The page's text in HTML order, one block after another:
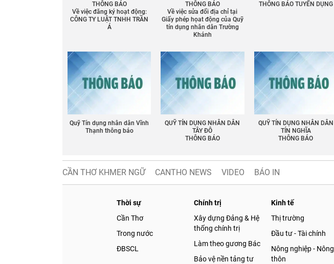
THÔNG BÁO
Về việc đăng ký hoạt động:
CÔNG TY LUẬT TNHH TRẦN
Á
THÔNG BÁO
Về việc sửa đổi địa chỉ tại
Giấy phép họat động của Quỹ
tín dụng nhân dân Trường
Khánh
THÔNG BÁO TUYỂN DỤNG
Quỹ Tín dụng nhân dân Vĩnh
Thạnh thông báo
QUỸ TÍN DỤNG NHÂN DÂN
TÂY ĐÔ
THÔNG BÁO
QUỸ TÍN DỤNG NHÂN DÂN
TÍN NGHĨA
THÔNG BÁO
CẦN THƠ KHMER NGỮ CANTHO NEWS VIDEO BÁO IN
Thời sự
Cần Thơ
Trong nước
ĐBSCL
Chính trị
Xây dựng Đảng & Hệ
thống chính trị
Làm theo gương Bác
Bảo vệ nền tảng tư
Kinh tế
Thị trường
Đầu tư - Tài chính
Nông nghiệp - Nông
thôn